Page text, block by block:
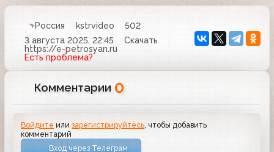
Россия kstrvideo
502
3 августа 2025, 22:45
Скачать
https://e-petrosyan.ru
Есть проблема?
Комментарии 0
Войдите илизарегистрируйтесь, чтобы добавить
комментарий
Вход через Телеграм